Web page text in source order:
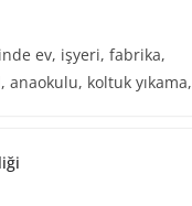
ev, işyeri, fabrika,
koltuk yıkama,